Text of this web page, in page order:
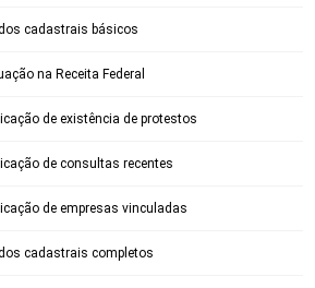
cadastrais básicos
na Receita Federal
de existência de protestos
de consultas recentes
de empresas vinculadas
cadastrais completos